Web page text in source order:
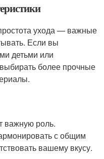
ухода — важные
Если вы
детьми или
более прочные
важную роль.
с общим
вашему вкусу.